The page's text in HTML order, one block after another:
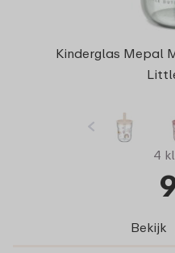
Kinderglas Mepal
4
Bekijk